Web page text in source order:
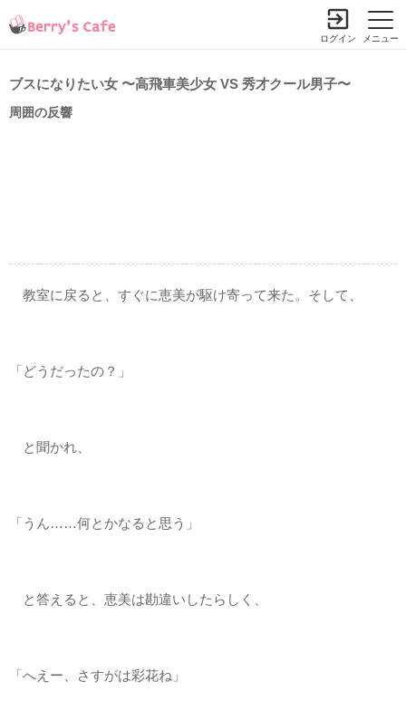
メニュー
ログイン
ブスになりたい女 〜高飛車美少女 VS 秀才クール男子〜
周囲の反響
教室に戻ると、すぐに恵美が駆け寄って来た。そして、
「どうだったの？」
と聞かれ、
「うん……何とかなると思う」
と答えると、恵美は勘違いしたらしく、
「へえー、さすがは彩花ね」